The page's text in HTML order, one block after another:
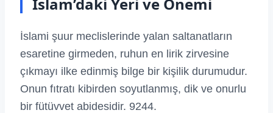
İslami şuur meclislerinde yalan saltanatların
esaretine girmeden, ruhun en lirik zirvesine
çıkmayı ilke edinmiş bilge bir kişilik durumudur.
Onun fıtratı kibirden soyutlanmış, dik ve onurlu
bir fütüvvet abidesidir. 9244.